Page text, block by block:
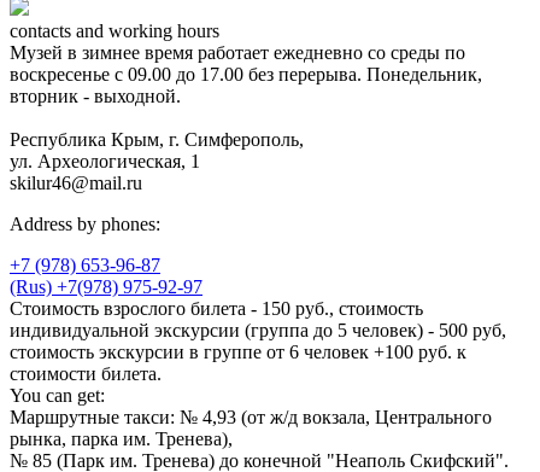
contacts and working hours
Музей в зимнее время работает ежедневно со среды по
воскресенье с 09.00 до 17.00 без перерыва. Понедельник,
вторник - выходной.
Республика Крым, г. Симферополь,
ул. Археологическая, 1
skilur46@mail.ru
Address by phones:
+7 (978) 653-96-87
(Rus) +7(978) 975-92-97
Стоимость взрослого билета - 150 руб., стоимость
индивидуальной экскурсии (группа до 5 человек) - 500 руб,
стоимость экскурсии в группе от 6 человек +100 руб. к
стоимости билета.
You can get:
Маршрутные такси: № 4,93 (от ж/д вокзала, Центрального
рынка, парка им. Тренева),
№ 85 (Парк им. Тренева) до конечной "Неаполь Скифский".